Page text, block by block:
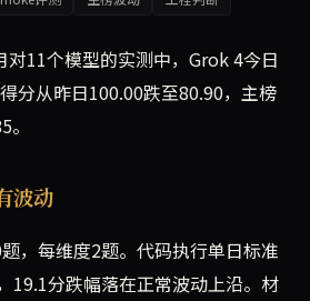
11个模型的实测中，Grok 4今日
分从昨日100.00跌至80.90，主榜
波动
，每维度2题。代码执行单日标准
19.1分跌幅落在正常波动上沿。材